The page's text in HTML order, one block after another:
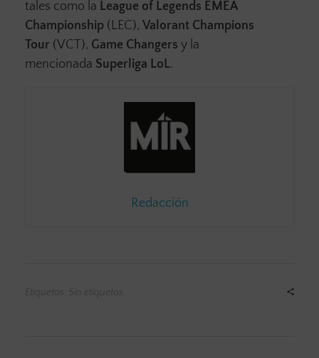
tales como la League of Legends EMEA
Championship (LEC), Valorant Champions
Tour (VCT), Game Changers y la
mencionada Superliga LoL.
Redacción
Etiquetas: Sin etiquetas